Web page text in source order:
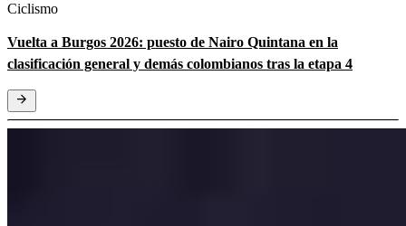
Ciclismo
Vuelta a Burgos 2026: puesto de Nairo Quintana en la
clasificación general y demás colombianos tras la etapa 4